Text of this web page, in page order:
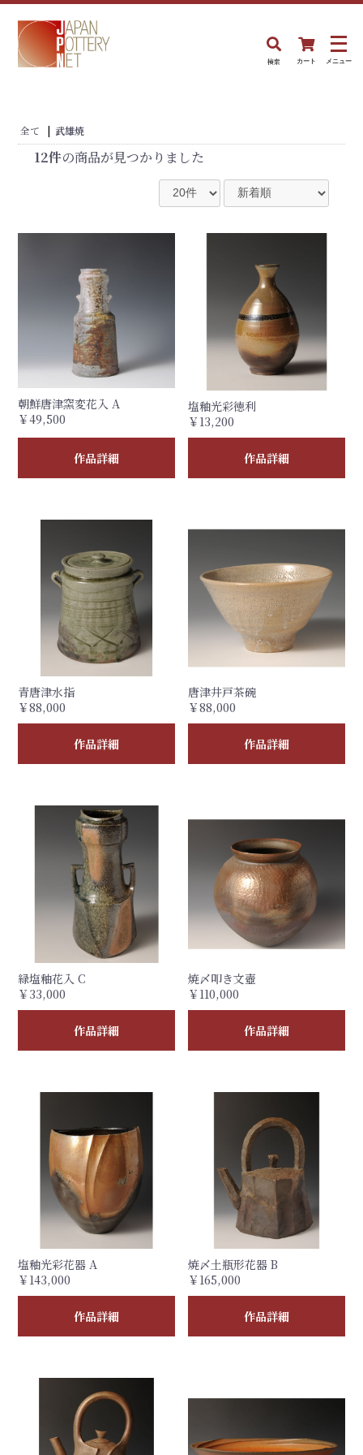
検索 カート メニュー
全て | 武雄焼
12件の商品が見つかりました
朝鮮唐津窯変花入 A
￥49,500
作品詳細
塩釉光彩徳利
￥13,200
作品詳細
青唐津水指
￥88,000
作品詳細
唐津井戸茶碗
￥88,000
作品詳細
緑塩釉花入 C
￥33,000
作品詳細
焼〆叩き文壺
￥110,000
作品詳細
塩釉光彩花器 A
￥143,000
作品詳細
焼〆土瓶形花器 B
￥165,000
作品詳細